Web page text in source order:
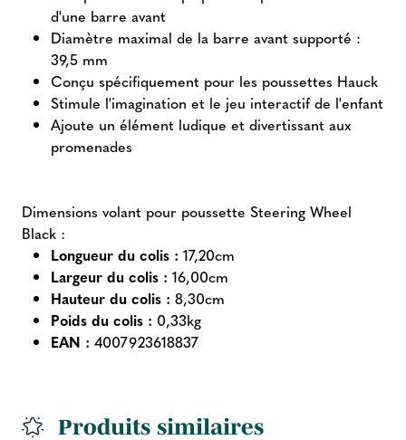
d'une barre avant
Diamètre maximal de la barre avant supporté :
39,5 mm
Conçu spécifiquement pour les poussettes Hauck
Stimule l'imagination et le jeu interactif de l'enfant
Ajoute un élément ludique et divertissant aux
promenades
Dimensions volant pour poussette Steering Wheel
Black :
Longueur du colis : 17,20cm
Largeur du colis : 16,00cm
Hauteur du colis : 8,30cm
Poids du colis : 0,33kg
EAN : 4007923618837
Produits similaires